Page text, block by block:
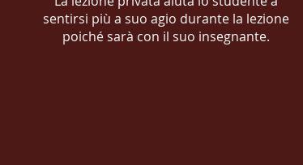
sentirsi più a suo agio durante la lezione
poiché sarà con il suo insegnante.